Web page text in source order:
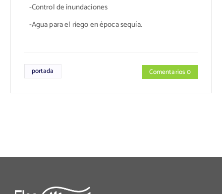
-Control de inundaciones
-Agua para el riego en época sequía.
portada Comentarios 0